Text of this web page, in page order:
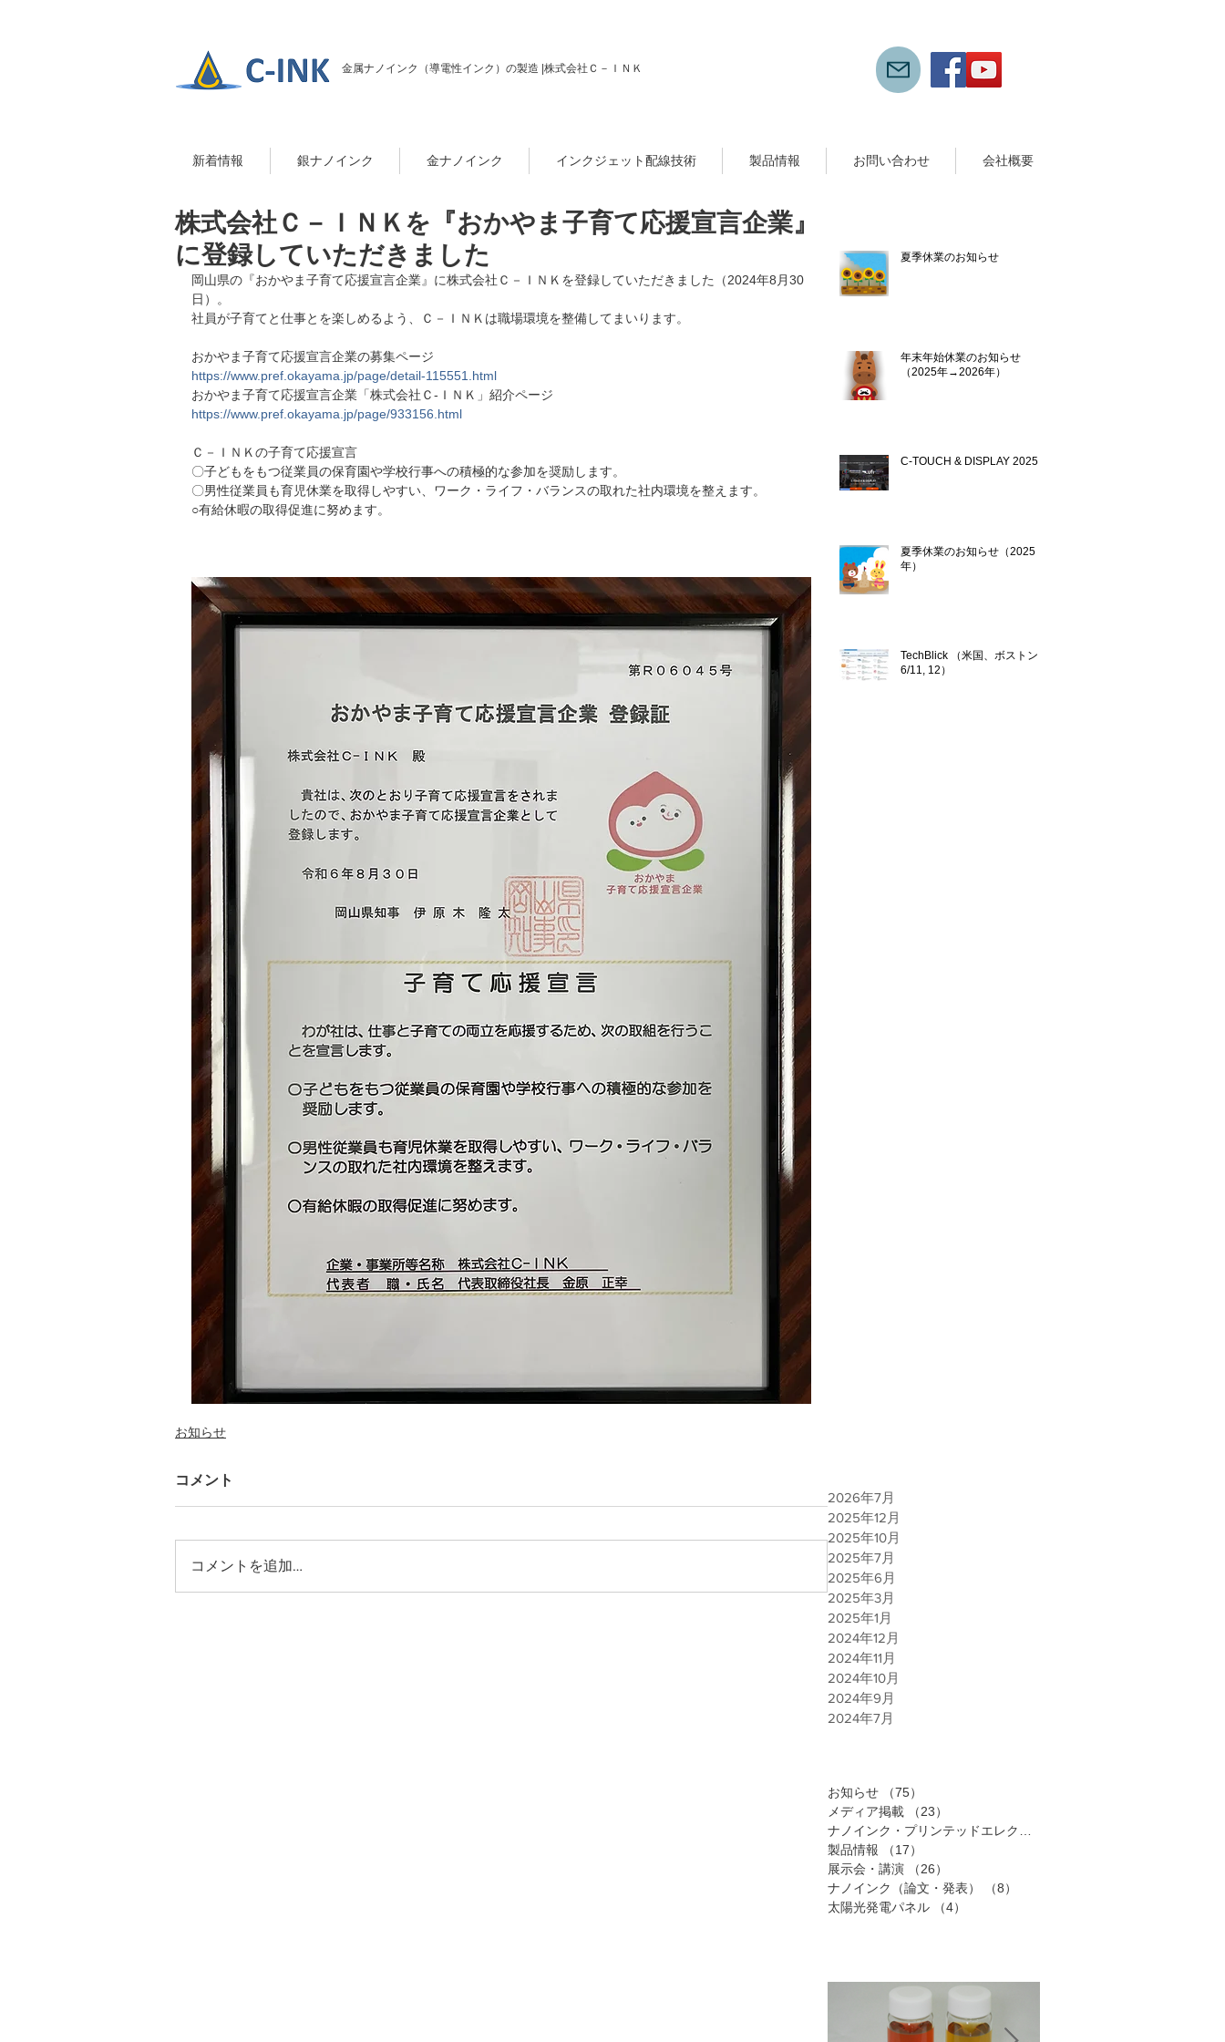
金属ナノインク（導電性インク）の製造 |株式会社Ｃ－ＩＮＫ
新着情報 銀ナノインク 金ナノインク インクジェット配線技術 製品情報 お問い合わせ 会社概要
株式会社Ｃ－ＩＮＫを『おかやま子育て応援宣言企業』
に登録していただきました
岡山県の『おかやま子育て応援宣言企業』に株式会社Ｃ－ＩＮＫを登録していただきました（2024年8月30
日）。
社員が子育てと仕事とを楽しめるよう、Ｃ－ＩＮＫは職場環境を整備してまいります。
おかやま子育て応援宣言企業の募集ページ
https://www.pref.okayama.jp/page/detail-115551.html
おかやま子育て応援宣言企業「株式会社Ｃ-ＩＮＫ」紹介ページ
https://www.pref.okayama.jp/page/933156.html
Ｃ－ＩＮＫの子育て応援宣言
〇子どもをもつ従業員の保育園や学校行事への積極的な参加を奨励します。
〇男性従業員も育児休業を取得しやすい、ワーク・ライフ・バランスの取れた社内環境を整えます。
○有給休暇の取得促進に努めます。
お知らせ
コメント
コメントを追加…
夏季休業のお知らせ
年末年始休業のお知らせ
（2025年→2026年）
C-TOUCH & DISPLAY 2025
夏季休業のお知らせ（2025
年）
TechBlick （米国、ボストン
6/11, 12）
2026年7月
2025年12月
2025年10月
2025年7月
2025年6月
2025年3月
2025年1月
2024年12月
2024年11月
2024年10月
2024年9月
2024年7月
お知らせ （75）
メディア掲載
（23）
製品情報
（17）
展示会・講演
（26）
ナノインク（論文・発表）
（8）
太陽光発電パネル
（4）